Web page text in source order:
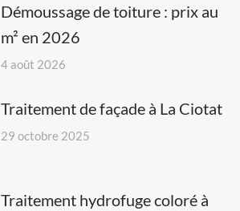
Démoussage de toiture : prix au
m² en 2026
4 août 2026
Traitement de façade à La Ciotat
29 octobre 2025
Traitement hydrofuge coloré à